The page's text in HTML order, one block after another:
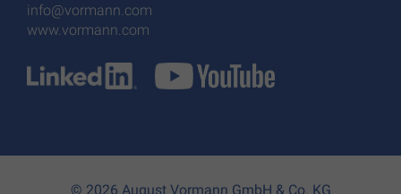
info@vormann.com
www.vormann.com
© 2026 August Vormann GmbH & Co. KG